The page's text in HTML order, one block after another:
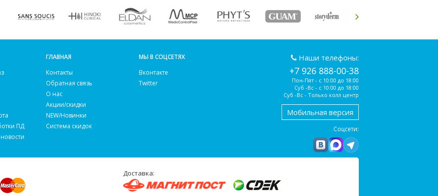
ПД
ГЛАВНАЯ
Контакты
Обратная связь
О нас
Акции/скидки
NEW/Новинки
Система скидок
МЫ В СОЦСЕТЯХ
Вконтакте
Twitter
Наши телефоны:
+7 926 888-00-38
Пон-Пят - с 10:00 до 18:00
Суб -Вс - с 10:00 до 18:00
Суб -Вс - Только колл центр
Мобильная версия
Соцсети:
Доставка: